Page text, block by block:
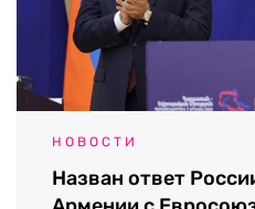
НОВОСТИ
Назван ответ